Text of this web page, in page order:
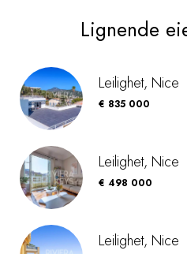
Lignende
Leilighet, Nice
€ 835 000
Leilighet, Nice
€ 498 000
Leilighet, Nice